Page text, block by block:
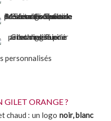
GILET ORANGE ?
chaud : un logo noir, blanc